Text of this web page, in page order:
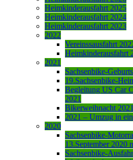
Heimkinderausfahrt 2025
Heimkinderausfahrt 2024
Heimkinderausfahrt 2023
2022
Vereinssausfahrt
Heimkinderausfahrt
2021
Sachsenbike-
19.Sachsenbike-
Begleitung US Car
2021
Bikerweihnacht 2021
2021 – Umzug in
2020
Sachsenbike-
13.September 2020
Sachsenbike-